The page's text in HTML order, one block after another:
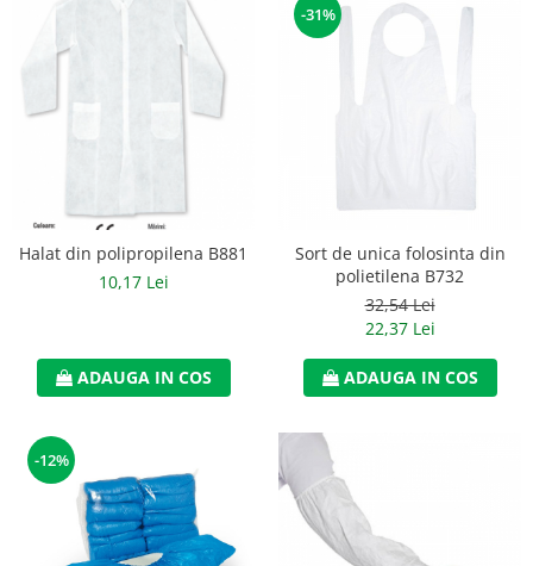
Incaltaminte ESD
Pantofi fara protectie
Protectie chimica
Manecute
Manusi fibre speciale
Manusi latex
Manusi nitril
Manusi piele
Manusi PVC
Halat din polipropilena B881
10,17 Lei
ADAUGA IN COS
-31%
Sort de unica folosinta din
polietilena B732
32,54 Lei
22,37 Lei
ADAUGA IN COS
-12%